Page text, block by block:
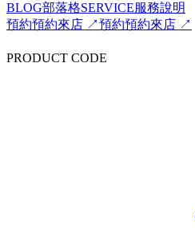
BLOG部落格SERVICE服務說明
預約預約來店 ↗預約預約來店 ↗
PRODUCT CODE